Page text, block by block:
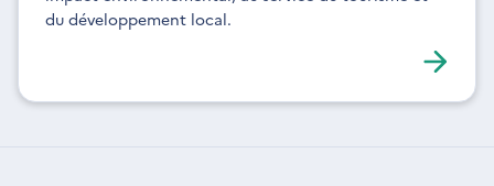
du développement local.